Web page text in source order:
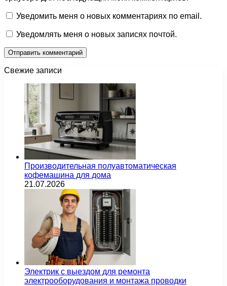
Уведомить меня о новых комментариях по email.
Уведомлять меня о новых записях почтой.
Свежие записи
Производительная полуавтоматическая
кофемашина для дома
21.07.2026
Электрик с выездом для ремонта
электрооборудования и монтажа проводки